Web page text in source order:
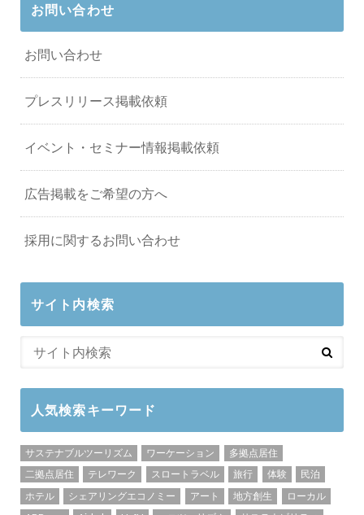
お問い合わせ
お問い合わせ
プレスリリース掲載依頼
イベント・セミナー情報掲載依頼
広告掲載をご希望の方へ
採用に関するお問い合わせ
サイト内検索
人気検索キーワード
サステナブルツーリズム ワーケーション
多拠点居住
二拠点居住
テレワーク スロートラベル 旅行 体験
民泊
ホテル
シェアリングエコノミー アート 地方創生
ローカル